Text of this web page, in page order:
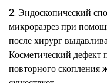
Эндоскопический
микроразрез при
после хирург
Косметический дефект
повторного скопления